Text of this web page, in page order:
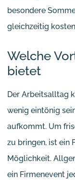
besondere
gleichzeitig
Welche
bietet
Der Arbeitsalltag
wenig eintönig
aufkommt. Um
zu bringen, ist ein
Möglichkeit.
ein Firmenevent